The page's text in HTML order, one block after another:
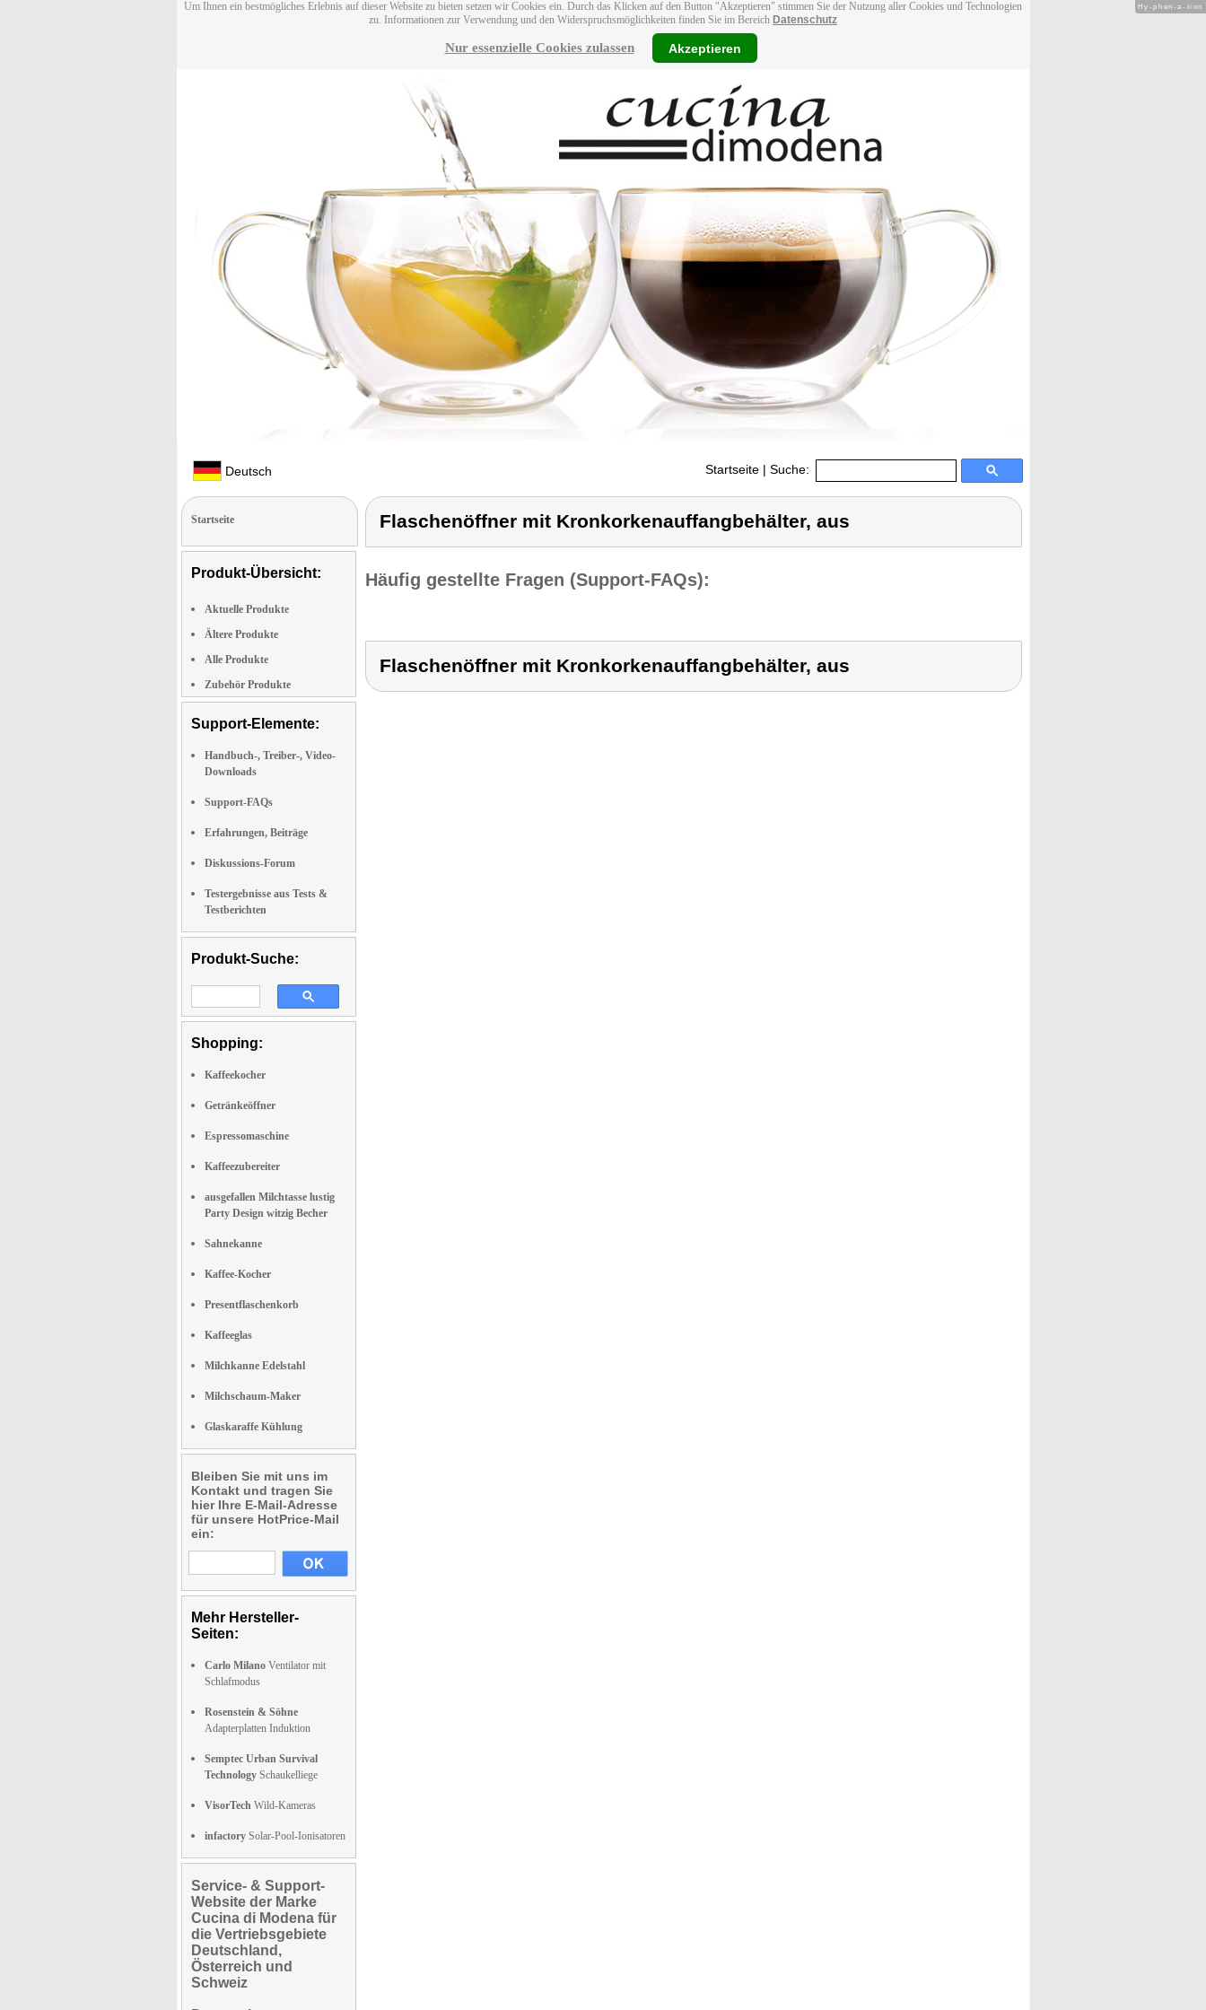
Um Ihnen ein bestmögliches Erlebnis auf dieser Website zu bieten setzen wir Cookies ein. Durch das Klicken auf den Button "Akzeptieren" stimmen Sie der Nutzung aller Cookies und Technologien
zu. Informationen zur Verwendung und den Widerspruchsmöglichkeiten finden Sie im Bereich Datenschutz
Nur essenzielle Cookies zulassen Akzeptieren
Deutsch Startseite | Suche:
Startseite
Produkt-Übersicht:
Aktuelle Produkte
Ältere Produkte
Alle Produkte
Zubehör Produkte
Support-Elemente:
Handbuch-, Treiber-, Video-
Downloads
Support-FAQs
Erfahrungen, Beiträge
Diskussions-Forum
Testergebnisse aus Tests &
Testberichten
Produkt-Suche:
Shopping:
Kaffeekocher
Getränkeöffner
Espressomaschine
Kaffeezubereiter
ausgefallen Milchtasse lustig
Party Design witzig Becher
Sahnekanne
Kaffee-Kocher
Presentflaschenkorb
Kaffeeglas
Milchkanne Edelstahl
Milchschaum-Maker
Glaskaraffe Kühlung
Bleiben Sie mit uns im
Kontakt und tragen Sie
hier Ihre E-Mail-Adresse
für unsere HotPrice-Mail
ein:
Mehr Hersteller-
Seiten:
Carlo Milano Ventilator mit
Schlafmodus
Rosenstein & Söhne
Adapterplatten Induktion
Semptec Urban Survival
Technology Schaukelliege
VisorTech Wild-Kameras
infactory Solar-Pool-Ionisatoren
Service- & Support-
Website der Marke
Cucina di Modena für
die Vertriebsgebiete
Deutschland,
Österreich und
Schweiz
Flaschenöffner mit Kronkorkenauffangbehälter, aus
Häufig gestellte Fragen (Support-FAQs):
Flaschenöffner mit Kronkorkenauffangbehälter, aus
Hy-phen-a-tion